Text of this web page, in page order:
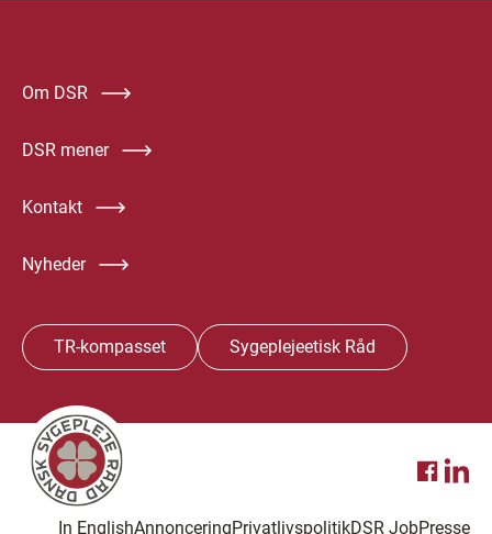
Om DSR
DSR mener
Kontakt
Nyheder
TR-kompasset Sygeplejeetisk Råd
In EnglishAnnonceringPrivatlivspolitikDSR JobPresse